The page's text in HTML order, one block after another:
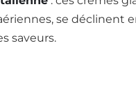
se déclinent
saveurs.